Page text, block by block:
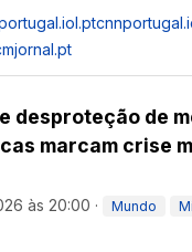
desproteção de
marcam crise
às 20:00 · Mundo